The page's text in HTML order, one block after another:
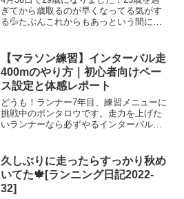
ぎてから歳取るのが早くなってる気がす
る💦たぶんこれからもあっという間に過
は、仙台在住ランナーが過ごす誕生日の
記録です😊29...
【マラソン練習】インターバル走
400mのやり方｜初心者向けペー
ス設定と体感レポート
どうも！ランナー7年目、練習メニューに
挑戦中のポンタロウです。走力を上げた
いランナーなら必ずやるインターバル
インターバル走ってどうやるの？・どれ
くらいきついの？・どんな...
久しぶりに走ったらすっかり秋め
いてた🍁[ランニング日記2022-
32]